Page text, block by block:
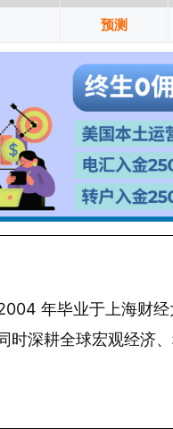
预测
年毕业于上海财
时深耕全球宏观经济